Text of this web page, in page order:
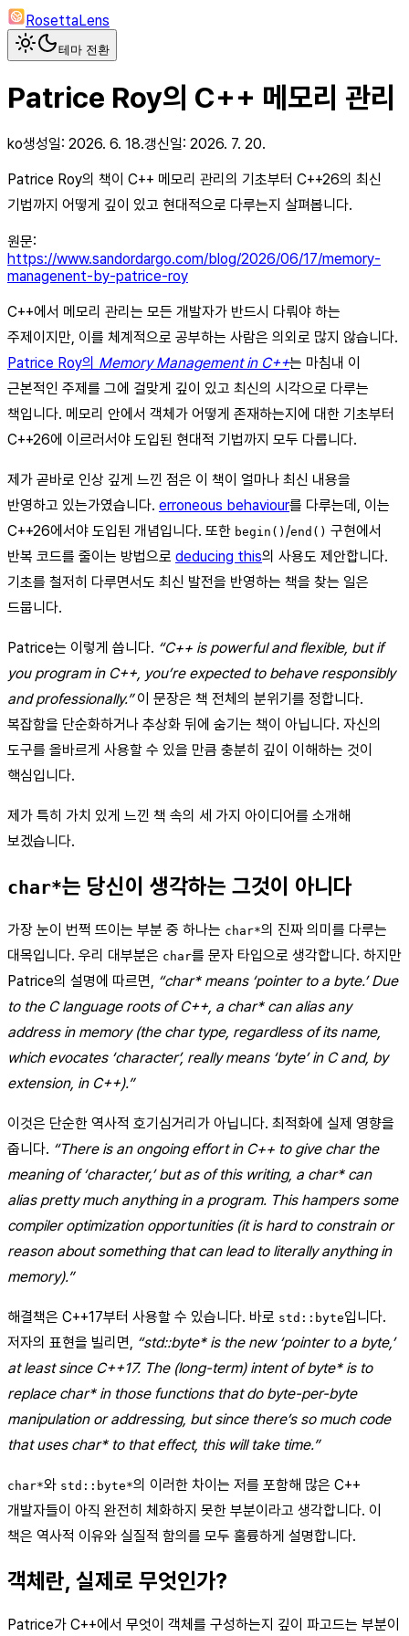
RosettaLens
테마 전환
Patrice Roy의 C++ 메모리 관리
ko생성일: 2026. 6. 18.갱신일: 2026. 7. 20.
Patrice Roy의 책이 C++ 메모리 관리의 기초부터 C++26의 최신
기법까지 어떻게 깊이 있고 현대적으로 다루는지 살펴봅니다.
원문:
https://www.sandordargo.com/blog/2026/06/17/memory-
managenent-by-patrice-roy
C++에서 메모리 관리는 모든 개발자가 반드시 다뤄야 하는
주제이지만, 이를 체계적으로 공부하는 사람은 의외로 많지 않습니다.
Patrice Roy의 Memory Management in C++는 마침내 이
근본적인 주제를 그에 걸맞게 깊이 있고 최신의 시각으로 다루는
책입니다. 메모리 안에서 객체가 어떻게 존재하는지에 대한 기초부터
C++26에 이르러서야 도입된 현대적 기법까지 모두 다룹니다.
제가 곧바로 인상 깊게 느낀 점은 이 책이 얼마나 최신 내용을
반영하고 있는가였습니다. erroneous behaviour를 다루는데, 이는
C++26에서야 도입된 개념입니다. 또한 begin() /end() 구현에서
반복 코드를 줄이는 방법으로 deducing this의 사용도 제안합니다.
기초를 철저히 다루면서도 최신 발전을 반영하는 책을 찾는 일은
드뭅니다.
Patrice는 이렇게 씁니다. “C++ is powerful and flexible, but if
you program in C++, you’re expected to behave responsibly
and professionally.”이 문장은 책 전체의 분위기를 정합니다.
복잡함을 단순화하거나 추상화 뒤에 숨기는 책이 아닙니다. 자신의
도구를 올바르게 사용할 수 있을 만큼 충분히 깊이 이해하는 것이
핵심입니다.
제가 특히 가치 있게 느낀 책 속의 세 가지 아이디어를 소개해
보겠습니다.
char*는 당신이 생각하는 그것이 아니다
가장 눈이 번쩍 뜨이는 부분 중 하나는 char*의 진짜 의미를 다루는
대목입니다. 우리 대부분은 char를 문자 타입으로 생각합니다. 하지만
Patrice의 설명에 따르면,
“char* means ‘pointer to a byte.’ Due
to the C language roots of C++, a char* can alias any
address in memory (the char type, regardless of its name,
which evocates ‘character’, really means ‘byte’ in C and, by
extension, in C++).”
이것은 단순한 역사적 호기심거리가 아닙니다. 최적화에 실제 영향을
줍니다. “There is an ongoing effort in C++ to give char the
meaning of ‘character,’ but as of this writing, a char* can
alias pretty much anything in a program. This hampers some
compiler optimization opportunities (it is hard to constrain or
reason about something that can lead to literally anything in
memory).”
해결책은 C++17부터 사용할 수 있습니다. 바로 std::byte입니다.
저자의 표현을 빌리면,
“std::byte* is the new ‘pointer to a byte,’
at least since C++17. The (long-term) intent of byte* is to
replace char* in those functions that do byte-per-byte
manipulation or addressing, but since there’s so much code
that uses char* to that effect, this will take time.”
char*와 std::byte*의 이러한 차이는 저를 포함해 많은 C++
개발자들이 아직 완전히 체화하지 못한 부분이라고 생각합니다. 이
책은 역사적 이유와 실질적 함의를 모두 훌륭하게 설명합니다.
객체란, 실제로 무엇인가?
Patrice가 C++에서 무엇이 객체를 구성하는지 깊이 파고드는 부분이